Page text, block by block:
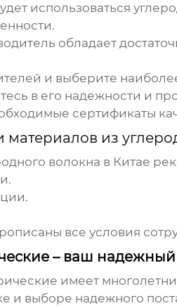
использоваться
обладает
и выберите
в его надежности и
сертификаты
из
волокна в Китае
все условия
– ваш надежный
имеет
и выборе надежного